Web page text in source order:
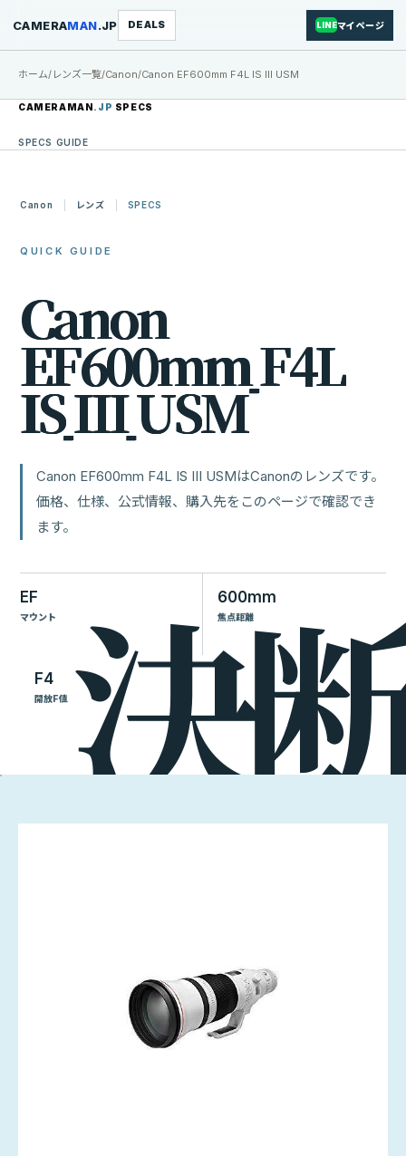
CAMERAMAN.JP DEALS LINEマイページ
ホーム/ レンズ一覧/Canon/Canon EF600mm F4L IS III USM
CAMERAMAN.JP SPECS
SPECS GUIDE
Canon レンズ SPECS
QUICK GUIDE
Canon
EF600mmF4L
ISIIIUSM
Canon EF600mm F4L IS III USMはCanonのレンズです。
価格、仕様、公式情報、購入先をこのページで確認でき
ます。
EF
マウント
600mm
焦点距離
F4
開放F値